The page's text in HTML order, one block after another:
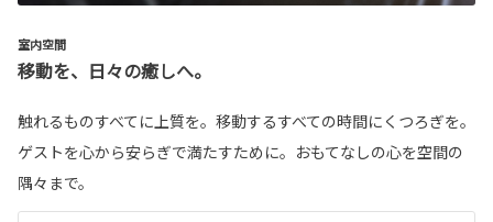
室内空間
移動を、日々の癒しへ。
触れるものすべてに上質を。移動するすべての時間にくつろぎを。
ゲストを心から安らぎで満たすために。おもてなしの心を空間の
隅々まで。